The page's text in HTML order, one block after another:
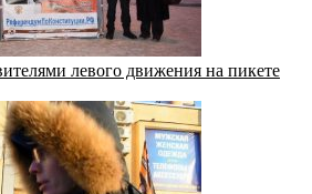
левого движения на пикете